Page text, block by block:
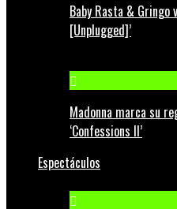
Baby Rasta & Gringo
[Unplugged]’
Madonna marca su
‘Confessions II’
Espectáculos